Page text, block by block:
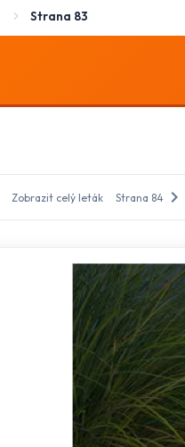
Strana 83
Zobrazit celý leták Strana 84chevron_right